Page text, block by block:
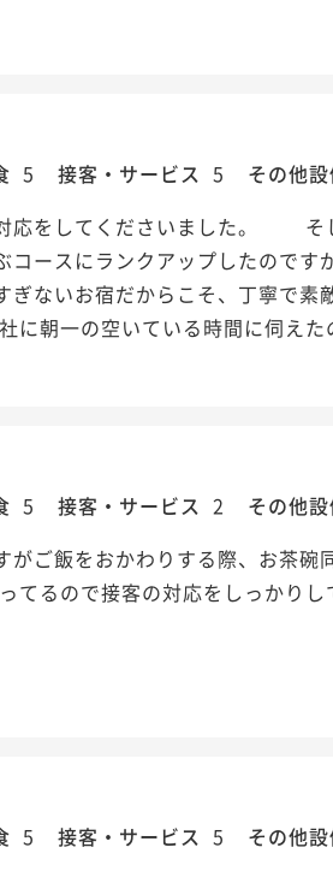
5 接客・サービス 5 その他
応をしてくださいました。 そ
コースにランクアップしたのです
ぎないお宿だからこそ、丁寧で素
に朝一の空いている時間に伺え
5 接客・サービス 2 その他
がご飯をおかわりする際、お茶碗
てるので接客の対応をしっかりし
5 接客・サービス 5 その他